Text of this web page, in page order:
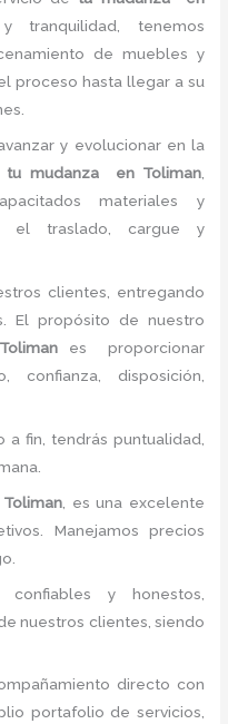
tranquilidad, tenemos
de muebles y
proceso hasta llegar a su
y evolucionar en la
tu mudanza en Toliman,
materiales y
el traslado, cargue y
clientes, entregando
El propósito de nuestro
es proporcionar
confianza, disposición,
fin, tendrás puntualidad,
, es una excelente
Manejamos precios
y honestos,
nuestros clientes, siendo
directo con
portafolio de servicios,